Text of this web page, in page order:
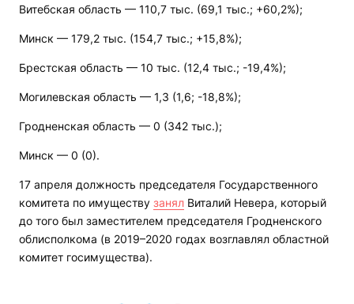
Витебская область — 110,7 тыс. (69,1 тыс.; +60,2%);
Минск — 179,2 тыс. (154,7 тыс.; +15,8%);
Брестская область — 10 тыс. (12,4 тыс.; -19,4%);
Могилевская область — 1,3 (1,6; -18,8%);
Гродненская область — 0 (342 тыс.);
Минск — 0 (0).
17 апреля должность председателя Государственного
комитета по имуществу занял Виталий Невера, который
до того был заместителем председателя Гродненского
облисполкома (в 2019–2020 годах возглавлял областной
комитет госимущества).